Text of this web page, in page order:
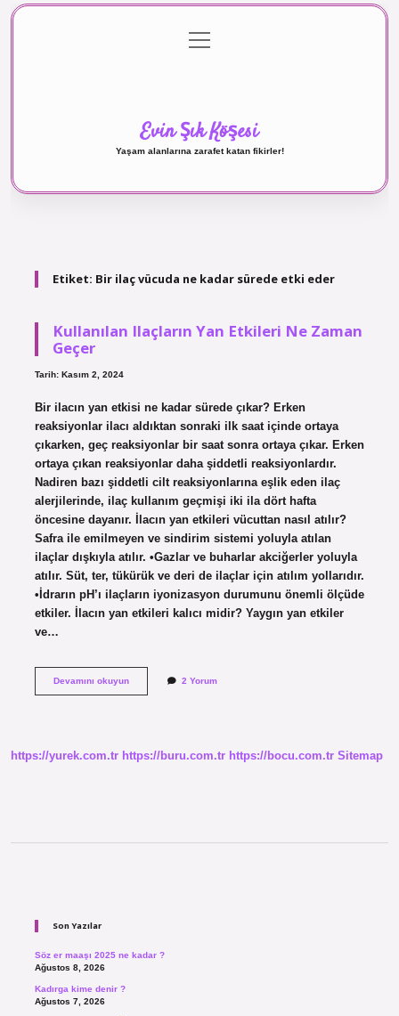
Gizlilik Politikası
menüyü
aç
Evin Şık Köşesi
Yaşam alanlarına zarafet katan fikirler!
Etiket: Bir ilaç vücuda ne kadar sürede etki eder
Kullanılan Ilaçların Yan Etkileri Ne Zaman
Geçer
Tarih: Kasım 2, 2024
Bir ilacın yan etkisi ne kadar sürede çıkar? Erken
reaksiyonlar ilacı aldıktan sonraki ilk saat içinde ortaya
çıkarken, geç reaksiyonlar bir saat sonra ortaya çıkar. Erken
ortaya çıkan reaksiyonlar daha şiddetli reaksiyonlardır.
Nadiren bazı şiddetli cilt reaksiyonlarına eşlik eden ilaç
alerjilerinde, ilaç kullanım geçmişi iki ila dört hafta
öncesine dayanır. İlacın yan etkileri vücuttan nasıl atılır?
Safra ile emilmeyen ve sindirim sistemi yoluyla atılan
ilaçlar dışkıyla atılır. •Gazlar ve buharlar akciğerler yoluyla
atılır. Süt, ter, tükürük ve deri de ilaçlar için atılım yollarıdır.
•İdrarın pH’ı ilaçların iyonizasyon durumunu önemli ölçüde
etkiler. İlacın yan etkileri kalıcı midir? Yaygın yan etkiler
ve…
Devamını okuyunKullanılan
Geçer
2 Yorum
https://yurek.com.tr https://buru.com.tr https://bocu.com.tr Sitemap
Son Yazılar
Söz er maaşı 2025 ne kadar ?
Ağustos 8, 2026
Kadırga kime denir ?
Ağustos 7, 2026